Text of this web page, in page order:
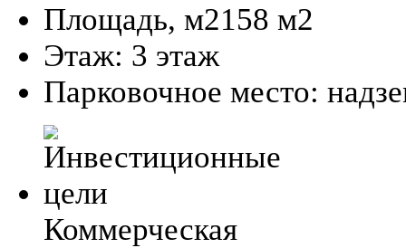
Площадь, м2158 м2
Этаж: 3 этаж
Парковочное место:
Коммерческая